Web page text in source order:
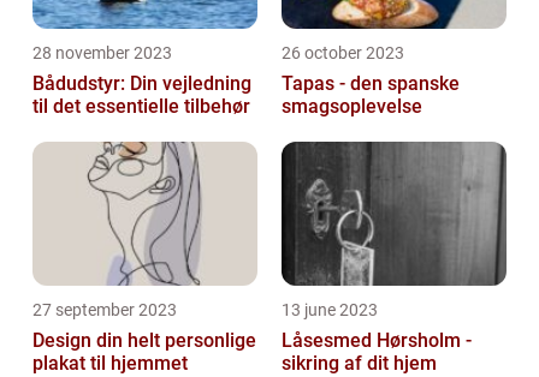
28 november 2023
Bådudstyr: Din vejledning
til det essentielle tilbehør
26 october 2023
Tapas - den spanske
smagsoplevelse
27 september 2023
Design din helt personlige
plakat til hjemmet
13 june 2023
Låsesmed Hørsholm -
sikring af dit hjem